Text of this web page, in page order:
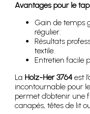
Avantages pour le
Gain de temps
régulier.
Résultats
textile.
Entretien facile
La Holz-Her 3764 est
incontournable pour
permet d’obtenir une
canapés, têtes de lit